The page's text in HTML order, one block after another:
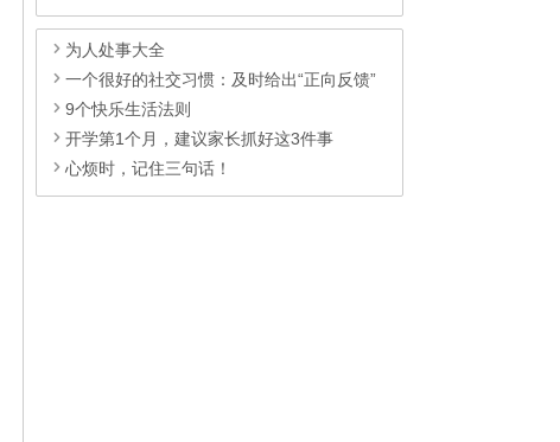
为人处事大全
一个很好的社交习惯：及时给出“正向反馈”
9个快乐生活法则
开学第1个月，建议家长抓好这3件事
心烦时，记住三句话！